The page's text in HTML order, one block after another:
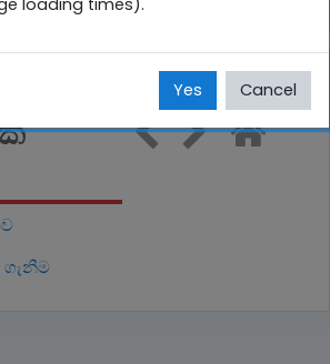
ගැනීම
loading times).
Yes Cancel